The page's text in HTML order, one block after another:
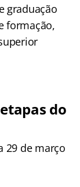
graduação
formação,
do
29 de março